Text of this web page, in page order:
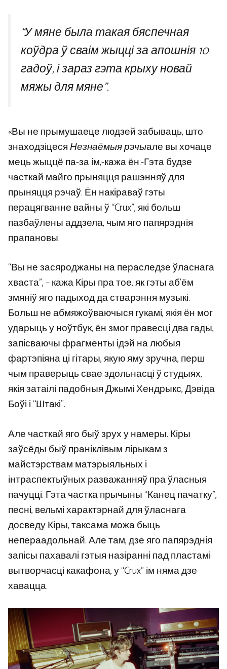
“У мяне была такая бяспечная
коўдра ў сваім жыцці за апошнія 10
гадоў, і зараз гэта крыху новай
мяжы для мяне”.
«Вы не прымушаеце людзей забываць, што
знаходзіцесяНезнаёмыя рэчыале вы хочаце
мець жыццё па-за ім,-кажа ён.-Гэта будзе
часткай майго прыняцця рашэнняў для
прыняцця рэчаў. Ён накіраваў гэты
перацягванне вайны ў “Crux”, які больш
пазбаўлены аддзела, чым яго папярэднія
прапановы.
“Вы не засяроджаны на пераследзе ўласнага
хваста”, – кажа Кіры пра тое, як гэты аб’ём
змяніў яго падыход да стварэння музыкі.
Больш не абмяжоўваючыся гукамі, якія ён мог
ударыць у ноўтбук, ён змог правесці два гады,
запісваючы фрагменты ідэй на любыя
фартэпіяна ці гітары, якую яму зручна, перш
чым праверыць свае здольнасці ў студыях,
якія затаілі падобныя Джымі Хендрыкс, Дэвіда
Боўі і “Штакі”.
Але часткай яго быў зрух у намеры. Кіры
заўсёды быў праніклівым лірыкам з
майстэрствам матэрыяльных і
інтраспектыўных разважанняў пра ўласныя
пачуцці. Гэта частка прычыны “Канец пачатку”,
песні, вельмі характэрнай для ўласнага
досведу Кіры, таксама можа быць
непераадольнай. Але там, дзе яго папярэднія
запісы пахавалі гэтыя назіранні пад пластамі
вытворчасці какафона, у “Crux” ім няма дзе
хавацца.